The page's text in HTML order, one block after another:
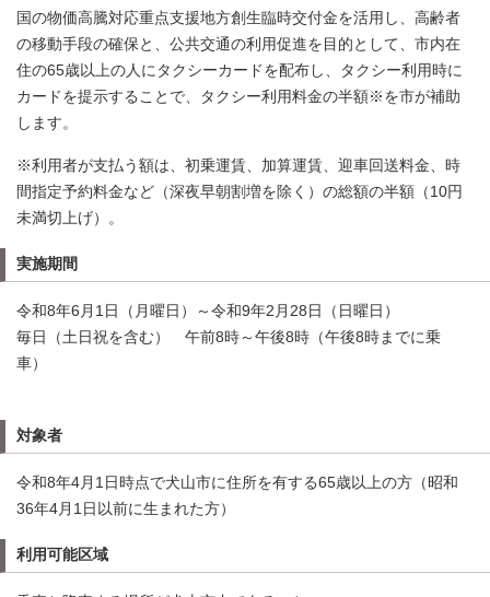
国の物価高騰対応重点支援地方創生臨時交付金を活用し、高齢者
の移動手段の確保と、公共交通の利用促進を目的として、市内在
住の65歳以上の人にタクシーカードを配布し、タクシー利用時に
カードを提示することで、タクシー利用料金の半額※を市が補助
します。
※利用者が支払う額は、初乗運賃、加算運賃、迎車回送料金、時
間指定予約料金など（深夜早朝割増を除く）の総額の半額（10円
未満切上げ）。
実施期間
令和8年6月1日（月曜日）～令和9年2月28日（日曜日）
毎日（土日祝を含む） 午前8時～午後8時（午後8時までに乗
車）
対象者
令和8年4月1日時点で犬山市に住所を有する65歳以上の方（昭和
36年4月1日以前に生まれた方）
利用可能区域